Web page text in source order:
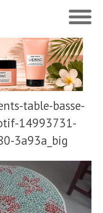
table-basse-
14993731-
3a93a_big